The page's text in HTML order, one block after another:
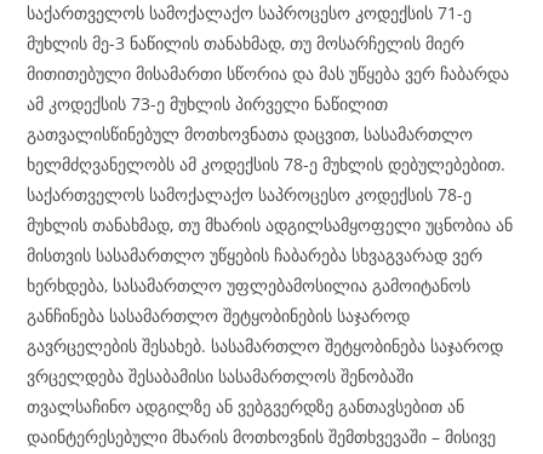
საქართველოს სამოქალაქო საპროცესო კოდექსის 71-ე
მუხლის მე-3 ნაწილის თანახმად, თუ მოსარჩელის მიერ
მითითებული მისამართი სწორია და მას უწყება ვერ ჩაბარდა
ამ კოდექსის 73-ე მუხლის პირველი ნაწილით
გათვალისწინებულ მოთხოვნათა დაცვით, სასამართლო
ხელმძღვანელობს ამ კოდექსის 78-ე მუხლის დებულებებით.
საქართველოს სამოქალაქო საპროცესო კოდექსის 78-ე
მუხლის თანახმად, თუ მხარის ადგილსამყოფელი უცნობია ან
მისთვის სასამართლო უწყების ჩაბარება სხვაგვარად ვერ
ხერხდება, სასამართლო უფლებამოსილია გამოიტანოს
განჩინება სასამართლო შეტყობინების საჯაროდ
გავრცელების შესახებ. სასამართლო შეტყობინება საჯაროდ
ვრცელდება შესაბამისი სასამართლოს შენობაში
თვალსაჩინო ადგილზე ან ვებგვერდზე განთავსებით ან
დაინტერესებული მხარის მოთხოვნის შემთხვევაში – მისივე